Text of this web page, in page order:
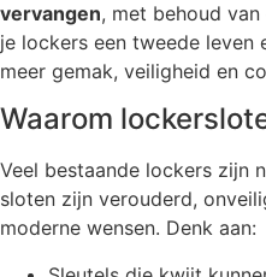
vervangen, met behoud
je lockers een tweede leven
meer gemak, veiligheid en
Waarom
Veel bestaande lockers zijn
sloten zijn verouderd,
moderne wensen. Denk aan: